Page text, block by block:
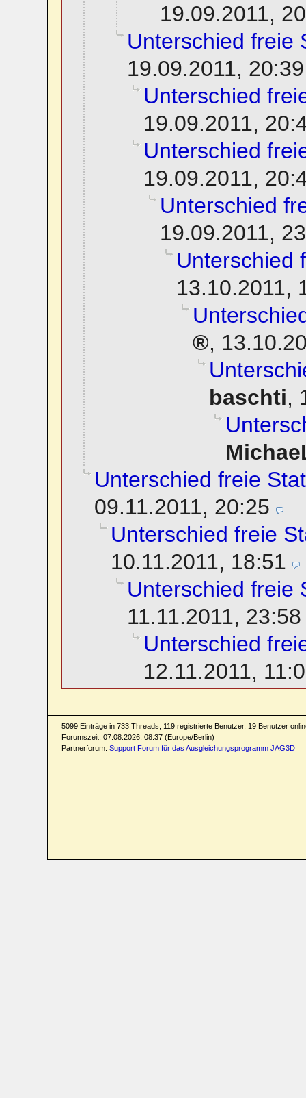
19.09.2011,
Unterschied freie
19.09.2011, 20:39
Unterschied
19.09.2011,
Unterschied
19.09.2011,
Unterschied
19.09.2011,
Unterschied
13.10.2011,
,
baschti,
Unterschied freie
09.11.2011, 20:25
Unterschied freie
10.11.2011, 18:51
Unterschied freie
11.11.2011, 23:58
Unterschied
12.11.2011,
5099 Einträge in 733 Threads, 119 registrierte Benutzer, 19 Benutzer
Forumszeit: 07.08.2026, 08:37 (Europe/Berlin)
Partnerforum: Support Forum für das Ausgleichungsprogramm JAG3D